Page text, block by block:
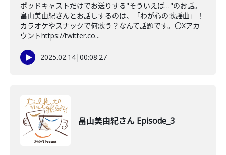
ポッドキャストだけでお送りする"そういえば…"のお話。
畠山美由紀さんとお話しするのは、「わが心の歌謡曲」！
カラオケやスナックで何歌う？なんて話題です。〇Xアカ
ウントhttps://twitter.co...
2025.02.14|00:08:27
畠山美由紀さん Episode_3